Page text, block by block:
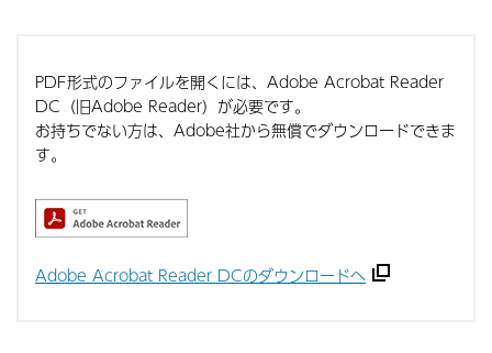
PDF形式のファイルを開くには、Adobe Acrobat Reader
DC（旧Adobe Reader）が必要です。
お持ちでない方は、Adobe社から無償でダウンロードできま
す。
Adobe Acrobat Reader DCのダウンロードへ